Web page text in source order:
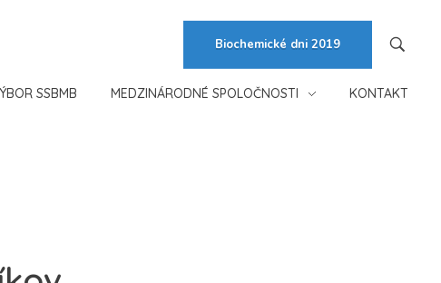
Biochemické dni 2019
SSBMB MEDZINÁRODNÉ SPOLOČNOSTI KONTAKT